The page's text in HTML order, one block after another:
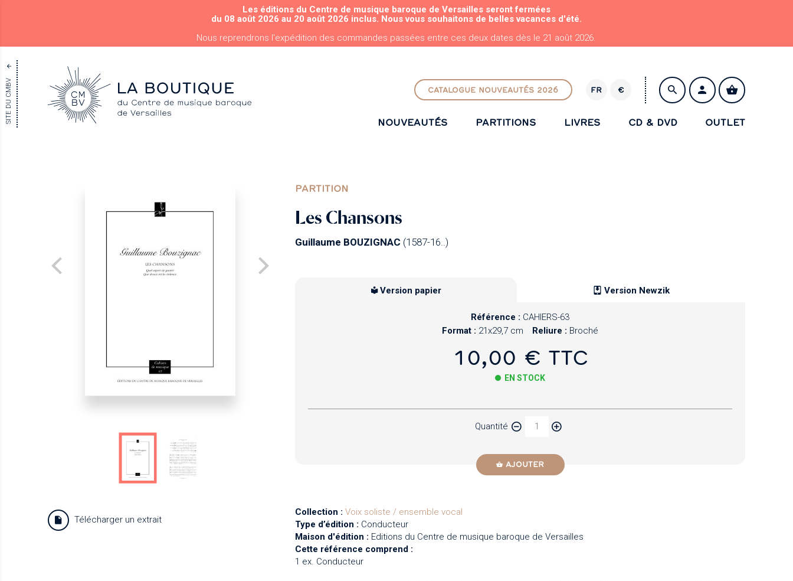
ALLER AU CONTENU PRINCIPAL
Les éditions du Centre de musique baroque de Versailles seront fermées
du 08 août 2026 au 20 août 2026 inclus. Nous vous souhaitons de belles vacances d'été.
Nous reprendrons l'expédition des commandes passées entre ces deux dates dès le 21 août 2026.
SITE DU CMBV CATALOGUE NOUVEAUTÉS 2026 FR
R
€
NOUVEAUTÉS PARTITIONS LIVRES CD & DVD OUTLET
PARTITION
Les Chansons
Guillaume BOUZIGNAC (1587-16..)
Télécharger un extrait
Version papier Version Newzik
Référence : CAHIERS-63
Format : 21x29,7 cm Reliure : Broché
10,00 € TTC
EN STOCK
Quantité
AJOUTER
Collection : Voix soliste / ensemble vocal
Type d’édition : Conducteur
Maison d'édition : Editions du Centre de musique baroque de Versailles
Cette référence comprend :
1 ex. Conducteur